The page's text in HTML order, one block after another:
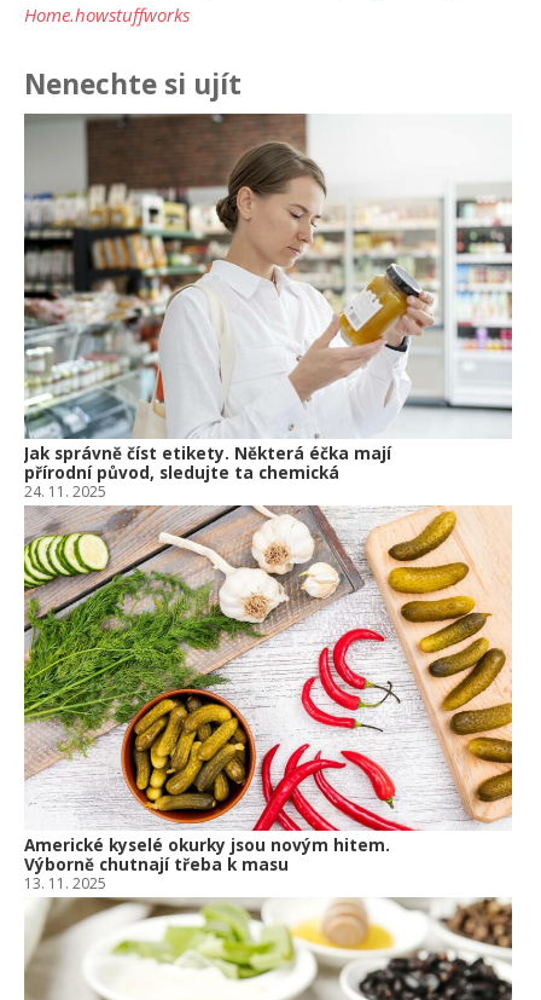
Home.howstuffworks
Nenechte si ujít
Jak správně číst etikety. Některá éčka mají
přírodní původ, sledujte ta chemická
24. 11. 2025
Americké kyselé okurky jsou novým hitem.
Výborně chutnají třeba k masu
13. 11. 2025